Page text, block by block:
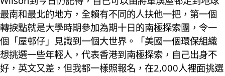
最南和最北的地方，全賴有不同的人扶他一把，第一個
轉捩點就是大學時期參加為期十日的南極探索團，令一
個「屋邨仔」見識到一個大世界。「美國一個環保組織
想挑選一些年輕人，代表香港到南極探索，自己出身不
好，英文又差，但我都一樣照報名，在2,000人裡面挑選